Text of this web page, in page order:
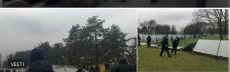
VESTI